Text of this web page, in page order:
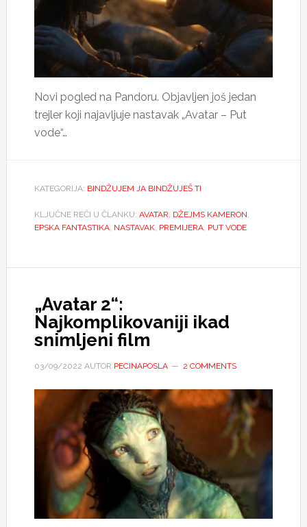
Novi pogled na Pandoru. Objavljen još jedan
trejler koji najavljuje nastavak „Avatar – Put
vode“…
KATEGORIJA: BINDŽUJEM JA BINDŽUJEŠ TI
KLJUČNE REČI U ČLANKU: AVATAR, DŽEJMS KAMERON,
EPSKA FANTASTIKA, NASTAVAK, PREMIJERA, PUT VODE
„Avatar 2“:
Najkomplikovaniji ikad
snimljeni film
03/09/2022 AUTOR PECINAPOSLA 2 COMMENTS